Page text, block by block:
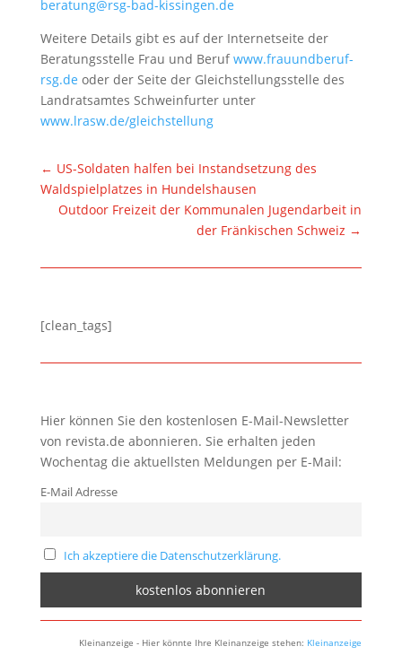
beratung@rsg-bad-kissingen.de
Weitere Details gibt es auf der Internetseite der
Beratungsstelle Frau und Berufwww.frauundberuf-
rsg.de oder der Seite der Gleichstellungsstelle des
Landratsamtes Schweinfurter unter
www.lrasw.de/gleichstellung
← US-Soldaten halfen bei Instandsetzung des
Waldspielplatzes in Hundelshausen
Outdoor Freizeit der Kommunalen Jugendarbeit in
der Fränkischen Schweiz →
[clean_tags]
Hier können Sie den kostenlosen E-Mail-Newsletter
von revista.de abonnieren. Sie erhalten jeden
Wochentag die aktuellsten Meldungen per E-Mail:
E-Mail Adresse
Ich akzeptiere die Datenschutzerklärung.
Kleinanzeige - Hier könnte Ihre Kleinanzeige stehen: Kleinanzeige